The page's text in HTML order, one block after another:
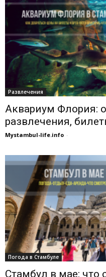
Развлечения
Аквариум Флория:
развлечения,
Mystambul-life.info -
Погода в Стамбуле
Стамбул в мае: что